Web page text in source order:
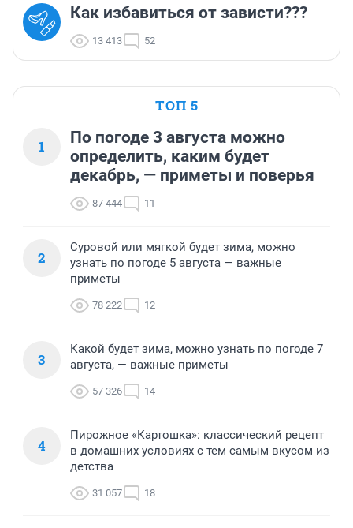
Как избавиться от зависти???
13 413 52
ТОП 5
1
По погоде 3 августа можно
определить, каким будет
декабрь, — приметы и поверья
87 444 11
2
Суровой или мягкой будет зима, можно
узнать по погоде 5 августа — важные
приметы
78 222 12
3
Какой будет зима, можно узнать по погоде 7
августа, — важные приметы
57 326 14
4
Пирожное «Картошка»: классический рецепт
в домашних условиях с тем самым вкусом из
детства
31 057 18